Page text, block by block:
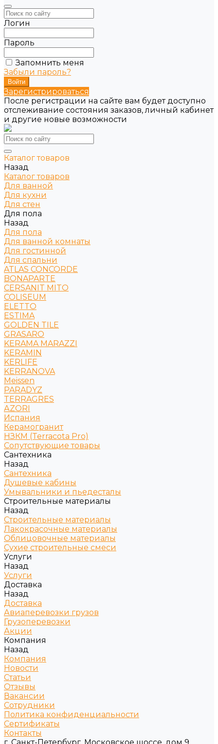
Логин
Пароль
Запомнить меня
Забыли пароль?
Зарегистрироваться
После регистрации на сайте вам будет доступно
отслеживание состояния заказов, личный кабинет
и другие новые возможности
Каталог товаров
Назад
Каталог товаров
Для ванной
Для кухни
Для стен
Для пола
Назад
Для пола
Для ванной комнаты
Для гостинной
Для спальни
ATLAS CONCORDE
BONAPARTE
CERSANIT MITO
COLISEUM
ELETTO
ESTIMA
GOLDEN TILE
GRASARO
KERAMA MARAZZI
KERAMIN
KERLIFE
KERRANOVA
Meissen
PARADYZ
TERRAGRES
АZORI
Испания
Керамогранит
НЗКМ (Terracota Pro)
Сопутствующие товары
Сантехника
Назад
Сантехника
Душевые кабины
Умывальники и пьедесталы
Строительные материалы
Назад
Строительные материалы
Лакокрасочные материалы
Облицовочные материалы
Сухие строительные смеси
Услуги
Назад
Услуги
Доставка
Назад
Доставка
Авиаперевозки грузов
Грузоперевозки
Акции
Компания
Назад
Компания
Новости
Статьи
Отзывы
Вакансии
Сотрудники
Политика конфиденциальности
Сертификаты
Контакты